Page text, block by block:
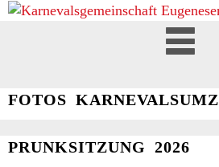
FOTOS
PRUNKSITZUNG 2026